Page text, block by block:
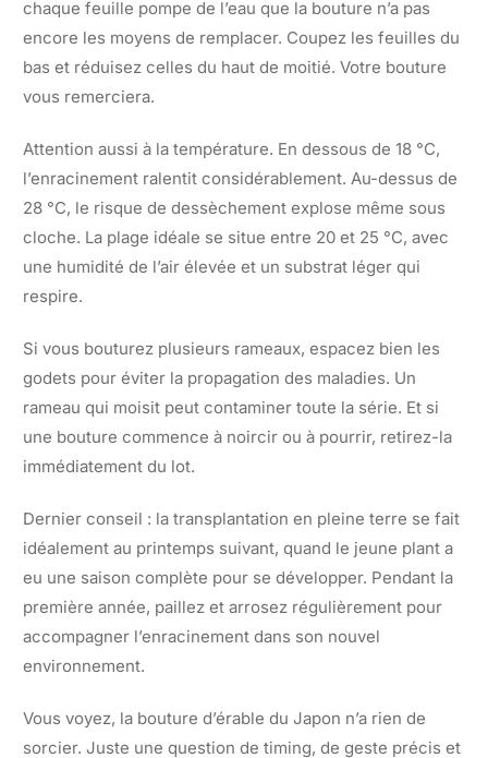
chaque feuille pompe de l’eau que la bouture n’a pas
encore les moyens de remplacer. Coupez les feuilles du
bas et réduisez celles du haut de moitié. Votre bouture
vous remerciera.
Attention aussi à la température. En dessous de 18 °C,
l’enracinement ralentit considérablement. Au-dessus de
28 °C, le risque de dessèchement explose même sous
cloche. La plage idéale se situe entre 20 et 25 °C, avec
une humidité de l’air élevée et un substrat léger qui
respire.
Si vous bouturez plusieurs rameaux, espacez bien les
godets pour éviter la propagation des maladies. Un
rameau qui moisit peut contaminer toute la série. Et si
une bouture commence à noircir ou à pourrir, retirez-la
immédiatement du lot.
Dernier conseil : la transplantation en pleine terre se fait
idéalement au printemps suivant, quand le jeune plant a
eu une saison complète pour se développer. Pendant la
première année, paillez et arrosez régulièrement pour
accompagner l’enracinement dans son nouvel
environnement.
Vous voyez, la bouture d’érable du Japon n’a rien de
sorcier. Juste une question de timing, de geste précis et